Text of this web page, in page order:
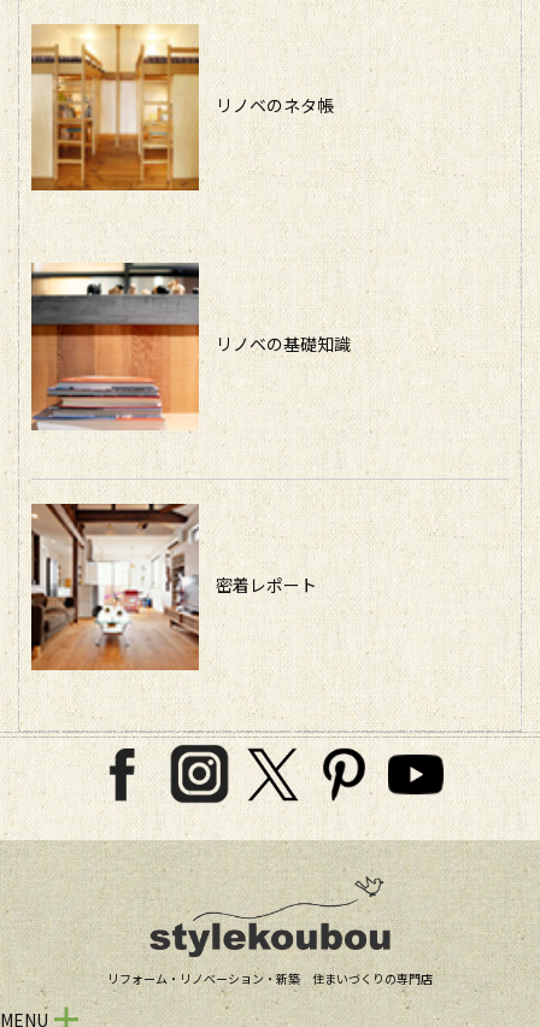
リノベのネタ帳
リノベの基礎知識
密着レポート
リフォーム・リノベーション・新築 住まいづくりの専門店
MENU